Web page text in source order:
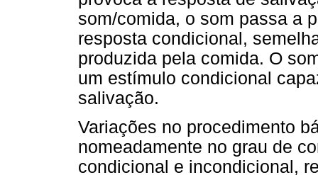
som/comida, o som passa a
resposta condicional,
produzida pela comida. O
um estímulo condicional
salivação.
Variações no procedimento
nomeadamente no grau de
condicional e incondicional,